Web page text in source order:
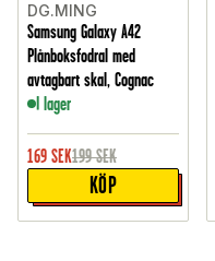
DG.MING
Samsung Galaxy A42
Plånboksfodral med
avtagbart skal, Cognac
I lager
169 SEK199 SEK
KÖP